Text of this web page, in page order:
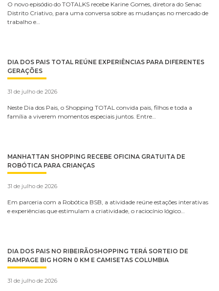
O novo episódio do TOTALKS recebe Karine Gomes, diretora do Senac
Distrito Criativo, para uma conversa sobre as mudanças no mercado de
trabalho e…
DIA DOS PAIS TOTAL REÚNE EXPERIÊNCIAS PARA DIFERENTES
GERAÇÕES
31 de julho de 2026
Neste Dia dos Pais, o Shopping TOTAL convida pais, filhos e toda a
família a viverem momentos especiais juntos. Entre…
MANHATTAN SHOPPING RECEBE OFICINA GRATUITA DE
ROBÓTICA PARA CRIANÇAS
31 de julho de 2026
Em parceria com a Robótica BSB, a atividade reúne estações interativas
e experiências que estimulam a criatividade, o raciocínio lógico…
DIA DOS PAIS NO RIBEIRÃOSHOPPING TERÁ SORTEIO DE
RAMPAGE BIG HORN 0 KM E CAMISETAS COLUMBIA
31 de julho de 2026